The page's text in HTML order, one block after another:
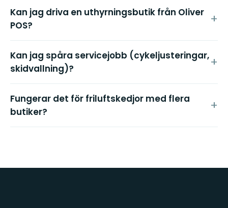
Kan jag driva en uthyrningsbutik från Oliver
POS?
Kan jag spåra servicejobb (cykeljusteringar,
skidvallning)?
Fungerar det för friluftskedjor med flera
butiker?